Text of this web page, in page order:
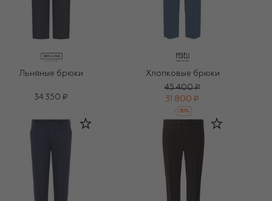
Льняные брюки
34 350 ₽
Хлопковые брюки
45 400 ₽
31 800 ₽
-30%